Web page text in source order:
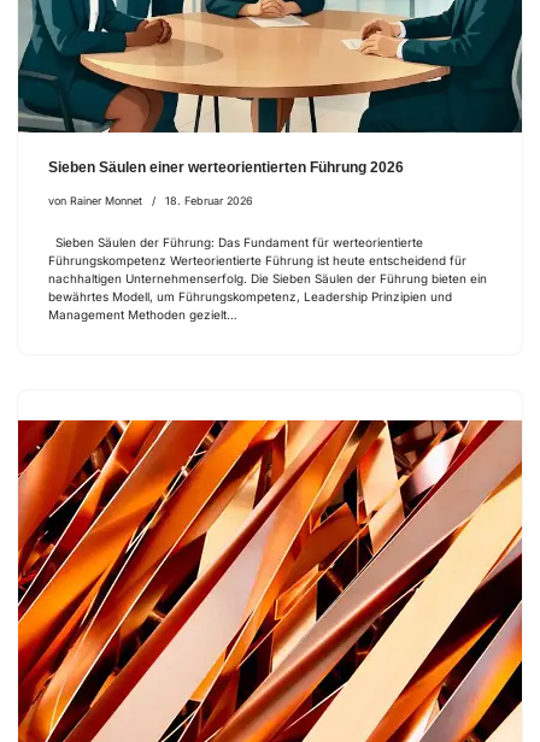
Sieben Säulen einer werteorientierten Führung 2026
von Rainer Monnet 18. Februar 2026
Sieben Säulen der Führung: Das Fundament für werteorientierte
Führungskompetenz Werteorientierte Führung ist heute entscheidend für
nachhaltigen Unternehmenserfolg. Die Sieben Säulen der Führung bieten ein
bewährtes Modell, um Führungskompetenz, Leadership Prinzipien und
Management Methoden gezielt…